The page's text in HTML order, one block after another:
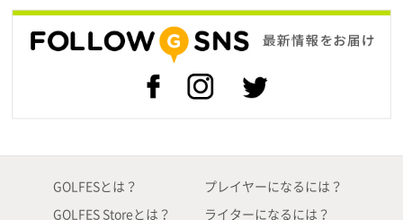
GOLFESとは？
GOLFES Storeとは？
プレイヤーになるには？
ライターになるには？